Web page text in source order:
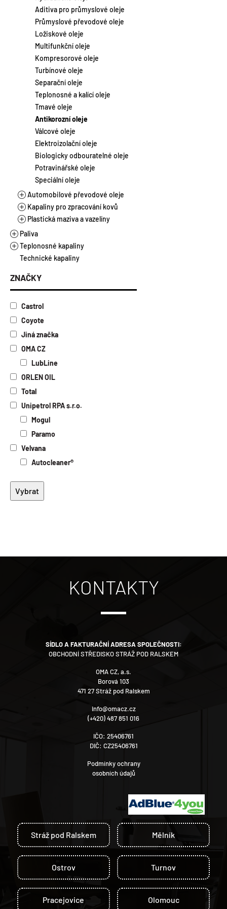
Laky
Suspenze
Tmely
Chladicí kapaliny
Brzdové kapaliny
Aditiva pro autochemii
Motocykly a skútry
Stacionární a plynové motory
Vlaková a lodní doprava
Zahradní a lesní technika
Zemědělství a těžká technika
Aditiva pro průmyslové oleje
Průmyslové převodové oleje
Ložiskové oleje
Multifunkční oleje
Kompresorové oleje
Turbínové oleje
Separační oleje
Teplonosné a kalící oleje
Tmavé oleje
Antikorozní oleje
Válcové oleje
Elektroizolační oleje
Biologicky odbouratelné oleje
Potravinářské oleje
Speciální oleje
Automobilové převodové oleje
Manuální převodovky
Automatické převodovky
Kapaliny pro zpracování kovů
Řezné oleje vodou mísitelné
Řezné oleje vodou nemísitelné
Plastická maziva a vazelíny
Plastická maziva
Vazelíny
Paliva
Alkylátová paliva
Ethanol E85
Topný olej
Teplonosné kapaliny
Topné a chladicí kapaliny
Technické kapaliny
ZNAČKY
Castrol
Coyote
Jiná značka
OMA CZ
LubLine
ORLEN OIL
Total
Unipetrol RPA s.r.o.
Mogul
Paramo
Velvana
Autocleaner®
KONTAKTY
SÍDLO A FAKTURAČNÍ ADRESA SPOLEČNOSTI:
OBCHODNÍ STŘEDISKO STRÁŽ POD RALSKEM
OMA CZ, a.s.
Borová 103
471 27 Stráž pod Ralskem
info@omacz.cz
(+420) 487 851 016
IČO: 25406761
DIČ: CZ25406761
Podmínky ochrany
osobních údajů
Stráž pod Ralskem Mělník
Ostrov Turnov
Pracejovice Olomouc